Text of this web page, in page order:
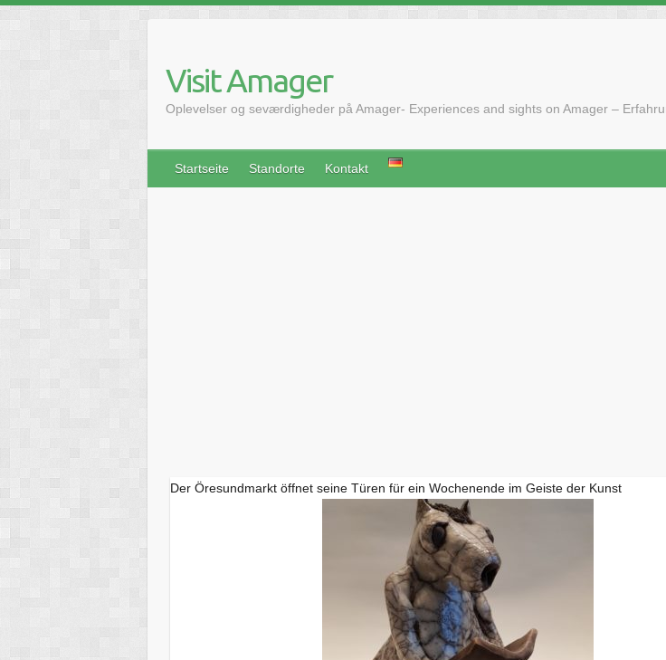
content
Visit Amager
Oplevelser og seværdigheder på Amager- Experiences and sights on Amager –
Startseite Standorte Kontakt
Der Öresundmarkt öffnet seine Türen für ein Wochenende im Geiste der Kunst